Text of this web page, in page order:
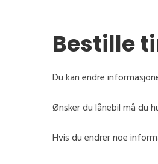
Bestille
Du kan endre
Ønsker du lånebil må du
Hvis du endrer noe